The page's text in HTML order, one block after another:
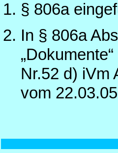
§ 806a
In § 806a
Nr.52 d) iVm
vom